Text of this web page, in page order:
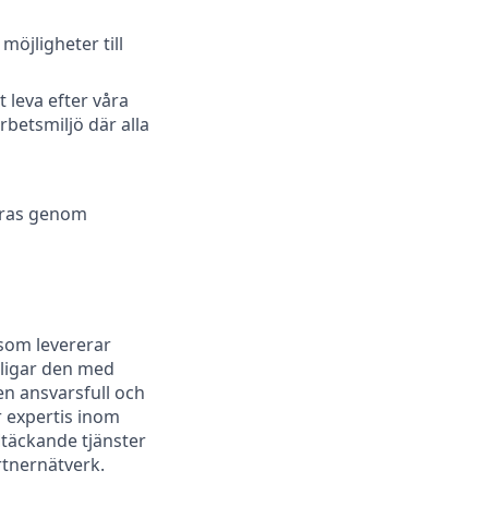
till
leva efter våra
där alla
genom
levererar
den med
ansvarsfull och
expertis inom
tjänster